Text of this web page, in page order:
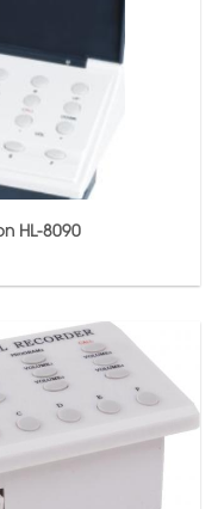
HL-8090